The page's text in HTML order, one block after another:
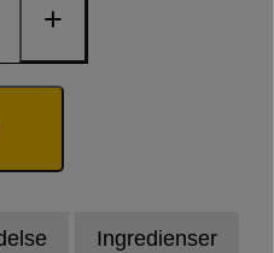
+
Ingredienser